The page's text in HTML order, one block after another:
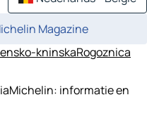
Magazine
kninskaRogoznica
informatie en